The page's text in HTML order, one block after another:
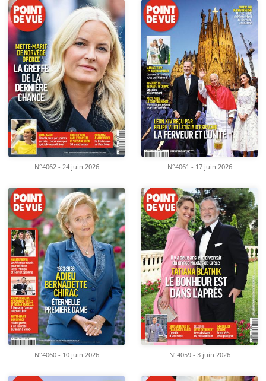
N°4062 - 24 juin 2026 N°4061 - 17 juin 2026
N°4060 - 10 juin 2026 N°4059 - 3 juin 2026